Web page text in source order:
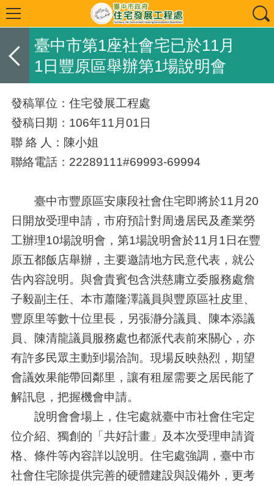
臺中市第1座社會宅已於11月
1日豐原區舉辦第1場說明會
發稿單位：住宅發展工程處
發稿日期：106年11月01日
聯 絡 人：陳小姐
聯絡電話：22289111#69993-69994
臺中市豐原區安康段社會住宅即將於11月20
日開放受理申請，市府預計對周邊居民及產業勞
工辦理10場說明會，第1場說明會於11月1日在豐
原五都飯店舉辦，主要邀請地方民意代表，就公
告內容說明。與會貴賓包含洪慈庸立委服務處詹
子毅副主任、本市蕭隆澤議員與豐原區社皮里、
豐原里等數十位里長，另張瀞分議員、陳本添議
員、陳清龍議員服務處也都派代表前來關心，亦
有許多民眾主動到場洽詢。現場反映熱烈，期望
會議效果能帶回鄰里，讓有租屋需要之居民能了
解訊息，把握機會申請。
說明會會場上，住宅處就臺中市社會住宅定
位介紹、獨創的「共好計畫」及本次受理申請資
格、條件等內容詳以說明。住宅處強調，臺中市
社會住宅除提供完善的硬體建設與設備外，更考